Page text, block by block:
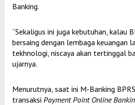
Banking.
“Sekaligus ini juga kebutuhan, kalau
bersaing dengan lembaga keuangan
tekhnologi, niscaya akan tertinggal
ujarnya.
Menurutnya, saat ini M-Banking
transaksi Payment Point Online